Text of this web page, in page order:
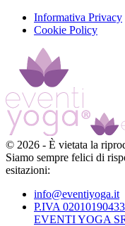
Informativa Privacy
Cookie Policy
© 2026 - È vietata la
Siamo sempre felici di
esitazioni:
info@eventiyoga.it
P.IVA 02010190433
EVENTI YOGA